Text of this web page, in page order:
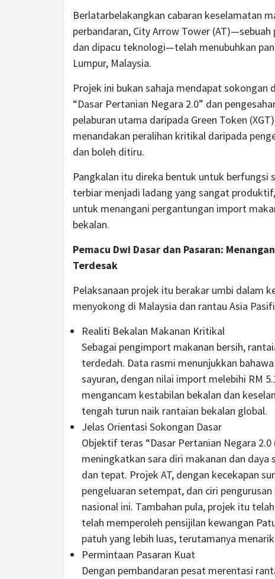
Berlatarbelakangkan cabaran keselamatan
perbandaran, City Arrow Tower
dan dipacu teknologi—telah menubuhkan
Lumpur, Malaysia.
Projek ini bukan sahaja mendapat sokongan
“Dasar Pertanian Negara 2.0” dan
pelaburan utama daripada Green Token
menandakan peralihan kritikal daripada
dan boleh ditiru.
Pangkalan itu direka bentuk untuk
terbiar menjadi ladang yang sangat
untuk menangani pergantungan import
bekalan.
Pemacu Dwi Dasar dan Pasaran:
Terdesak
Pelaksanaan projek itu berakar umbi dalam
menyokong di Malaysia dan rantau Asia
Realiti Bekalan Makanan Kritikal
Sebagai pengimport makanan bersih,
terdedah. Data rasmi menunjukkan
sayuran, dengan nilai import melebihi RM
mengancam kestabilan bekalan dan
tengah turun naik rantaian bekalan global.
Jelas Orientasi Sokongan Dasar
Objektif teras “Dasar Pertanian Negara
meningkatkan sara diri makanan dan
dan tepat. Projek AT, dengan kecekapan
pengeluaran setempat, dan ciri
nasional ini. Tambahan pula, projek itu
telah memperoleh pensijilan kewangan
patuh yang lebih luas, terutamanya
Permintaan Pasaran Kuat
Dengan pembandaran pesat merentasi